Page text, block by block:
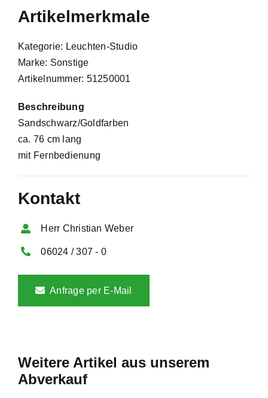
Artikelmerkmale
Kategorie: Leuchten-Studio
Marke: Sonstige
Artikelnummer: 51250001
Beschreibung
Sandschwarz/Goldfarben
ca. 76 cm lang
mit Fernbedienung
Kontakt
Herr Christian Weber
06024 / 307 - 0
Anfrage per E-Mail
Weitere Artikel aus unserem
Abverkauf